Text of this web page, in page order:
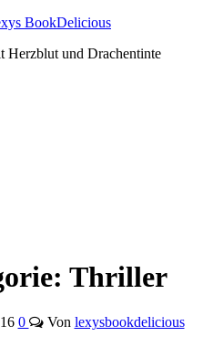
BookDelicious
Herzblut und Drachentinte
Thriller
0 Von lexysbookdelicious